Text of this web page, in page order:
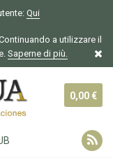
Qui
a utilizzare il
Saperne di più.
0,00 €